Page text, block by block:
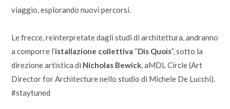
viaggio, esplorando nuovi percorsi.
Le frecce, reinterpretate dagli studi di architettura, andranno
a comporre l’istallazione collettiva “Dis Quois”, sotto la
direzione artistica di Nicholas Bewick, aMDL Circle (Art
Director for Architecture nello studio di Michele De Lucchi).
#staytuned